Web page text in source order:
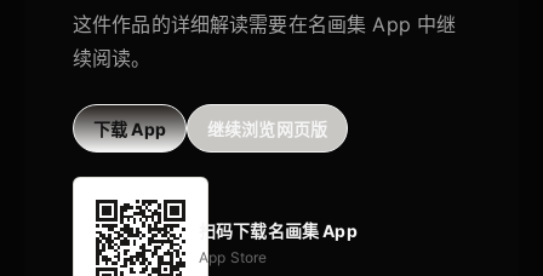
这件作品的详细解读需要在名画集 App 中继
续阅读。
下载 App 继续浏览网页版
扫码下载名画集 App
App Store